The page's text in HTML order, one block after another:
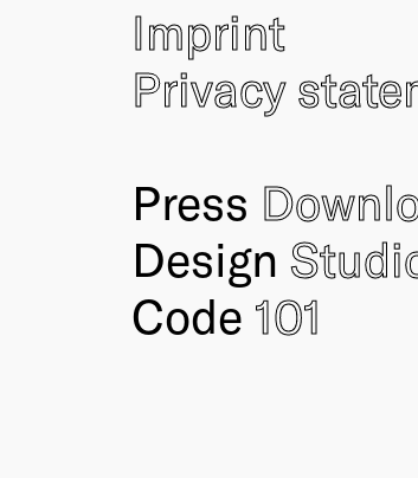
Imprint
Privacy
Press
Design
Code 101